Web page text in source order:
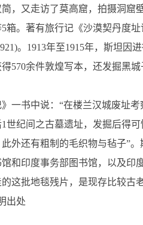
，又走访了莫高窟，拍摄洞窟
箱。著有旅行记《沙漠契丹度
。1913年至1915年，斯坦因
570余件敦煌写本，还发掘黑
一书中说：“在楼兰汉城废址
世纪间之古墓遗址，发掘后得
外还有粗制的毛织物与毡子”
和印度事务部图书馆，以及印
这批地毯残片，是现存比较古
出处